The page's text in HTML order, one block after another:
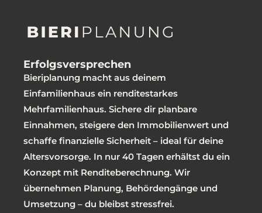
Erfolgsversprechen
Bieriplanung macht aus deinem
Einfamilienhaus ein renditestarkes
Mehrfamilienhaus. Sichere dir planbare
Einnahmen, steigere den Immobilienwert und
schaffe finanzielle Sicherheit – ideal für deine
Altersvorsorge. In nur 40 Tagen erhältst du ein
Konzept mit Renditeberechnung. Wir
übernehmen Planung, Behördengänge und
Umsetzung – du bleibst stressfrei.